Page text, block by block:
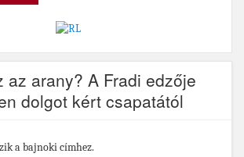
az arany? A Fradi edzője
dolgot kért csapatától
a bajnoki címhez.